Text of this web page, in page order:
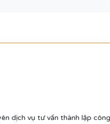
dịch vụ tư vấn thành lập